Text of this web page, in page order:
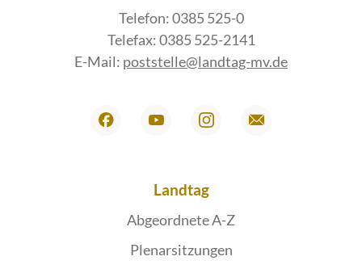
Telefon: 0385 525-0
Telefax: 0385 525-2141
E-Mail: poststelle@landtag-mv.de
Landtag
Abgeordnete A-Z
Plenarsitzungen